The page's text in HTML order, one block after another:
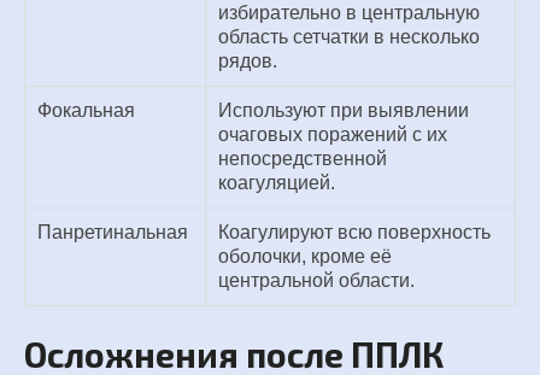
избирательно в центральную
область сетчатки в несколько
рядов.
Фокальная
Используют при выявлении
очаговых поражений с их
непосредственной
коагуляцией.
Панретинальная
Коагулируют всю поверхность
оболочки, кроме её
центральной области.
Осложнения после ППЛК